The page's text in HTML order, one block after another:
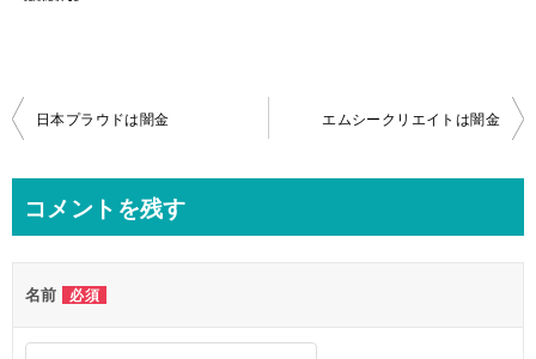
投
ビ
ー
シ
日本プラウドは闇金 エムシークリエイトは闇金
コメントを残す
名前 必須